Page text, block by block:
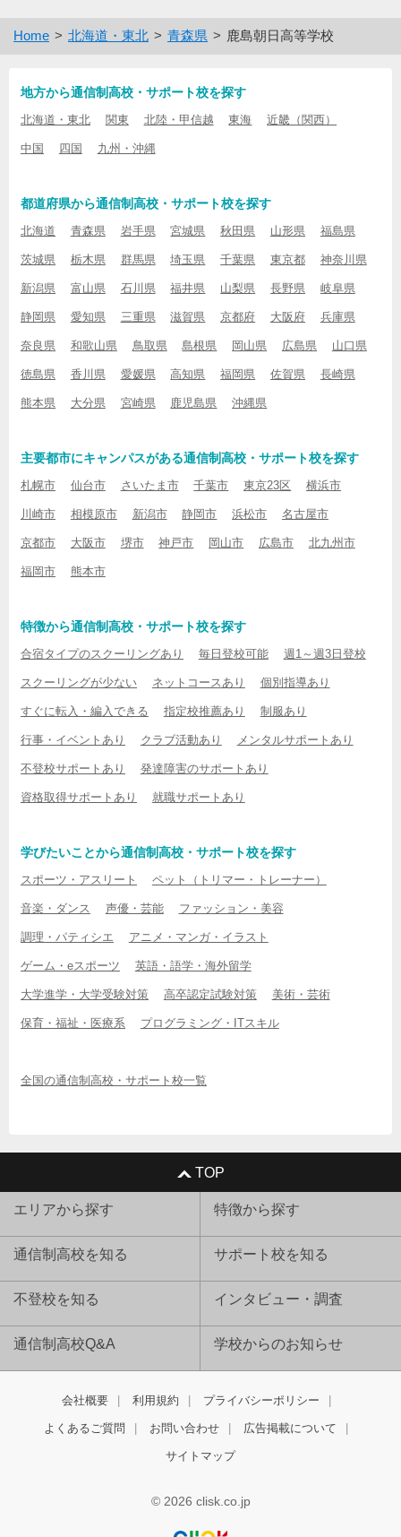
Home 北海道・東北 青森県 鹿島朝日高等学校
地方から通信制高校・サポート校を探す
北海道・東北 関東 北陸・甲信越 東海 近畿（関西）
中国 四国 九州・沖縄
都道府県から通信制高校・サポート校を探す
北海道 青森県 岩手県 宮城県 秋田県 山形県 福島県
茨城県 栃木県 群馬県 埼玉県 千葉県 東京都 神奈川県
新潟県 富山県 石川県 福井県 山梨県 長野県 岐阜県
静岡県 愛知県 三重県 滋賀県 京都府 大阪府 兵庫県
奈良県 和歌山県 鳥取県 島根県 岡山県 広島県 山口県
徳島県 香川県 愛媛県 高知県 福岡県 佐賀県 長崎県
熊本県 大分県 宮崎県 鹿児島県 沖縄県
主要都市にキャンパスがある通信制高校・サポート校を探す
札幌市 仙台市 さいたま市 千葉市 東京23区 横浜市
川崎市 相模原市 新潟市 静岡市 浜松市 名古屋市
京都市 大阪市 堺市 神戸市 岡山市 広島市 北九州市
福岡市 熊本市
特徴から通信制高校・サポート校を探す
合宿タイプのスクーリングあり 毎日登校可能 週1～週3日登校
スクーリングが少ない ネットコースあり 個別指導あり
すぐに転入・編入できる 指定校推薦あり 制服あり
行事・イベントあり クラブ活動あり メンタルサポートあり
不登校サポートあり 発達障害のサポートあり
資格取得サポートあり 就職サポートあり
学びたいことから通信制高校・サポート校を探す
スポーツ・アスリート ペット（トリマー・トレーナー）
音楽・ダンス 声優・芸能 ファッション・美容
調理・パティシエ アニメ・マンガ・イラスト
ゲーム・eスポーツ 英語・語学・海外留学
大学進学・大学受験対策 高卒認定試験対策 美術・芸術
保育・福祉・医療系 プログラミング・ITスキル
全国の通信制高校・サポート校一覧
TOP
エリアから探す 特徴から探す
通信制高校を知る サポート校を知る
不登校を知る インタビュー・調査
通信制高校Q&A 学校からのお知らせ
会社概要 利用規約 プライバシーポリシー
よくあるご質問 お問い合わせ 広告掲載について
サイトマップ
© 2026 clisk.co.jp